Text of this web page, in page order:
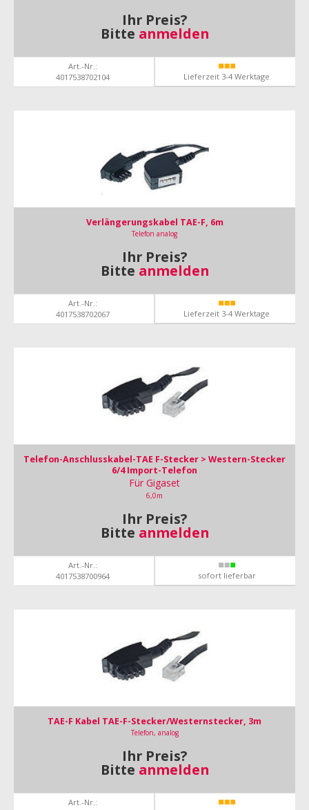
Ihr Preis?
Bitte anmelden
Art.-Nr.:
4017538702104
Lieferzeit 3-4 Werktage
Verlängerungskabel TAE-F, 6m
Telefon analog
Ihr Preis?
Bitte anmelden
Art.-Nr.:
4017538702067
Lieferzeit 3-4 Werktage
Telefon-Anschlusskabel-TAE F-Stecker > Western-Stecker
6/4 Import-Telefon
Für Gigaset
6,0m
Ihr Preis?
Bitte anmelden
Art.-Nr.:
4017538700964
sofort lieferbar
TAE-F Kabel TAE-F-Stecker/Westernstecker, 3m
Telefon, analog
Ihr Preis?
Bitte anmelden
Art.-Nr.: